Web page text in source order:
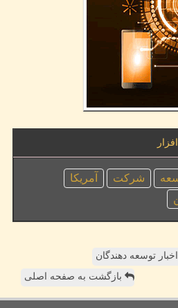
شركت
آمریكا
توسعه دهندگان
بازگشت به صفحه اصلی